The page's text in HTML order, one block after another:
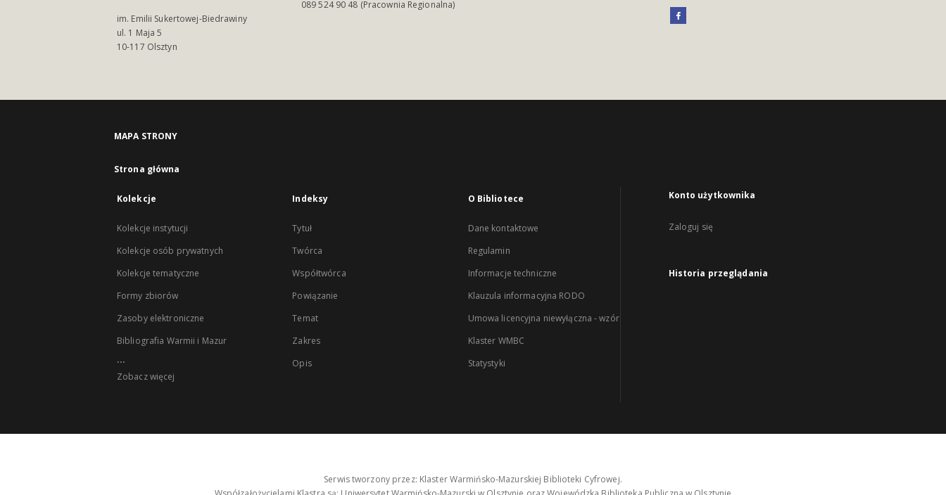
im. Emilii Sukertowej-Biedrawiny
ul. 1 Maja 5
10-117 Olsztyn
089 524 90 48 (Pracownia Regionalna)
MAPA STRONY
Strona główna
Kolekcje
Kolekcje instytucji
Kolekcje osób prywatnych
Kolekcje tematyczne
Formy zbiorów
Zasoby elektroniczne
Bibliografia Warmii i Mazur
...
Zobacz więcej
Indeksy
Tytuł
Twórca
Współtwórca
Powiązanie
Temat
Zakres
Opis
O Bibliotece
Dane kontaktowe
Regulamin
Informacje techniczne
Klauzula informacyjna RODO
Umowa licencyjna niewyłączna - wzór
Klaster WMBC
Statystyki
Konto użytkownika
Zaloguj się
Historia przeglądania
Serwis tworzony przez: Klaster Warmińsko-Mazurskiej Biblioteki Cyfrowej.